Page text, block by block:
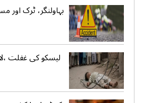
بہاولنگر، ٹرک اور
لیسکو کی غفلت